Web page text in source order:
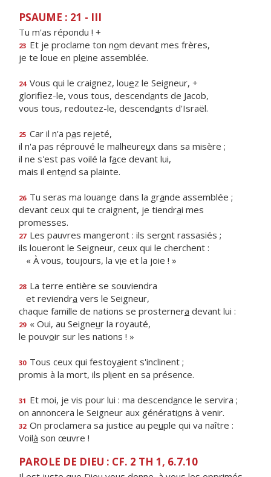
PSAUME : 21 - III
Tu m'as répondu ! +
23 Et je proclame ton nom devant mes frères,
je te loue en pleine assemblée.
24 Vous qui le craignez, louez le Seigneur, +
glorifiez-le, vous tous, descendants de Jacob,
vous tous, redoutez-le, descendants d'Israël.
25 Car il n'a pas rejeté,
il n'a pas réprouvé le malheureux dans sa misère ;
il ne s'est pas voilé la face devant lui,
mais il entend sa plainte.
26 Tu seras ma louange dans la grande assemblée ;
devant ceux qui te craignent, je tiendrai mes
promesses.
27 Les pauvres mangeront : ils seront rassasiés ;
ils loueront le Seigneur, ceux qui le cherchent :
« À vous, toujours, la vie et la joie ! »
28 La terre entière se souviendra
et reviendra vers le Seigneur,
chaque famille de nations se prosternera devant lui :
29 « Oui, au Seigneur la royauté,
le pouvoir sur les nations ! »
30 Tous ceux qui festoyaient s'inclinent ;
promis à la mort, ils plient en sa présence.
31 Et moi, je vis pour lui : ma descendance le servira ;
on annoncera le Seigneur aux générations à venir.
32 On proclamera sa justice au peuple qui va naître :
Voilà son œuvre !
PAROLE DE DIEU : CF. 2 TH 1, 6.7.10